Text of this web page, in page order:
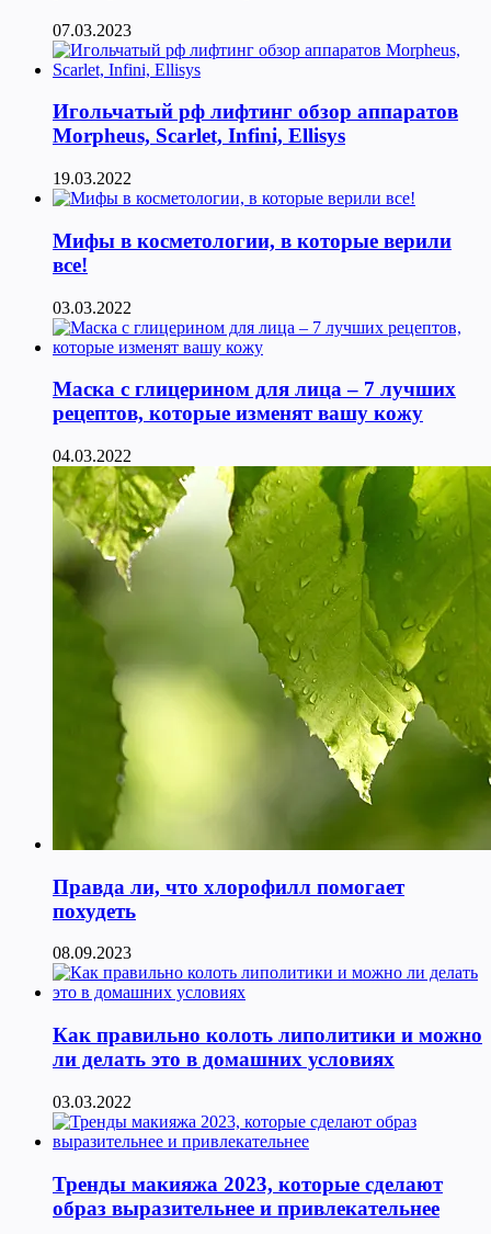
07.03.2023
Игольчатый рф лифтинг обзор аппаратов
Morpheus, Scarlet, Infini, Ellisys
19.03.2022
Мифы в косметологии, в которые верили
все!
03.03.2022
Маска с глицерином для лица – 7 лучших
рецептов, которые изменят вашу кожу
04.03.2022
Правда ли, что хлорофилл помогает
похудеть
08.09.2023
Как правильно колоть липолитики и можно
ли делать это в домашних условиях
03.03.2022
Тренды макияжа 2023, которые сделают
образ выразительнее и привлекательнее